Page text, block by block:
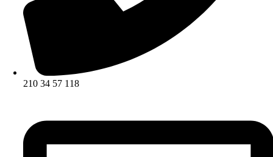
210 34 57 118